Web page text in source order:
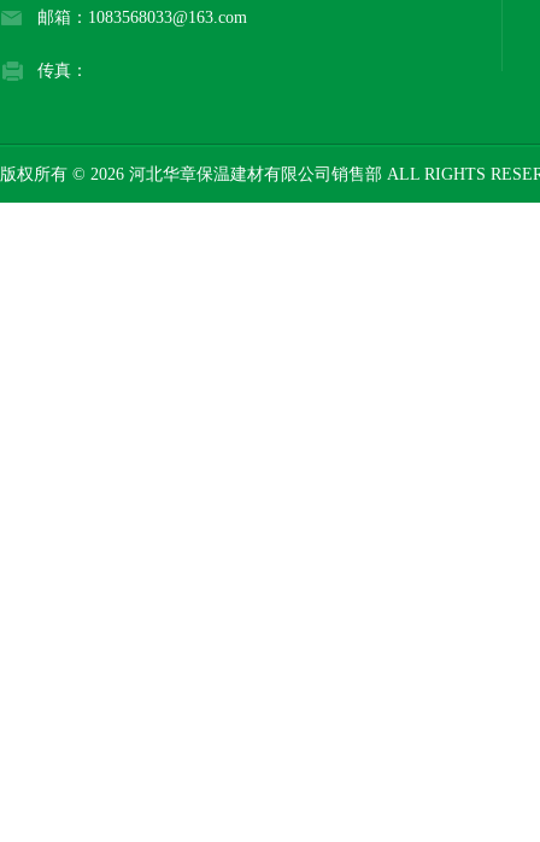
邮箱：1083568033@163.com
传真：
版权所有 © 2026 河北华章保温建材有限公司销售部 ALL RIGHTS